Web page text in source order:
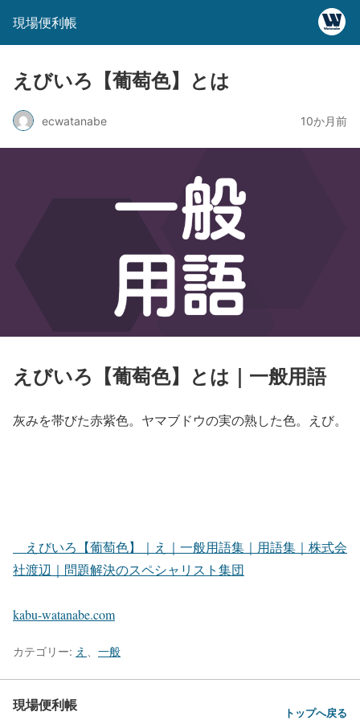
現場便利帳
えびいろ【葡萄色】とは
ecwatanabe 10か月前
えびいろ【葡萄色】とは｜一般用語
灰みを帯びた赤紫色。ヤマブドウの実の熟した色。えび。
えびいろ【葡萄色】｜え｜一般用語集｜用語集｜株式会
社渡辺｜問題解決のスペシャリスト集団
kabu-watanabe.com
カテゴリー: え 一般
現場便利帳 トップへ戻る